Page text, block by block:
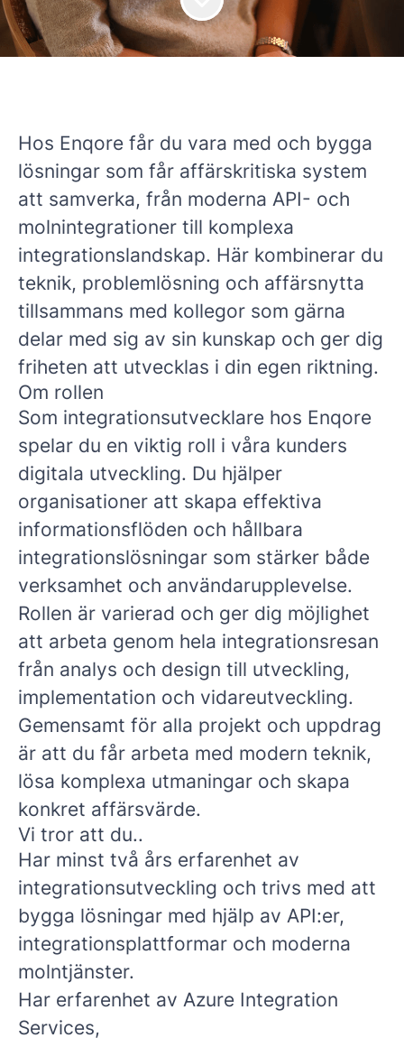
Hos Enqore får du vara med och bygga
lösningar som får affärskritiska system
att samverka, från moderna API- och
molnintegrationer till komplexa
integrationslandskap. Här kombinerar du
teknik, problemlösning och affärsnytta
tillsammans med kollegor som gärna
delar med sig av sin kunskap och ger dig
friheten att utvecklas i din egen riktning.
Om rollen
Som integrationsutvecklare hos Enqore
spelar du en viktig roll i våra kunders
digitala utveckling. Du hjälper
organisationer att skapa effektiva
informationsflöden och hållbara
integrationslösningar som stärker både
verksamhet och användarupplevelse.
Rollen är varierad och ger dig möjlighet
att arbeta genom hela integrationsresan
från analys och design till utveckling,
implementation och vidareutveckling.
Gemensamt för alla projekt och uppdrag
är att du får arbeta med modern teknik,
lösa komplexa utmaningar och skapa
konkret affärsvärde.
Vi tror att du..
Har minst två års erfarenhet av
integrationsutveckling och trivs med att
bygga lösningar med hjälp av API:er,
integrationsplattformar och moderna
molntjänster.
Har erfarenhet av Azure Integration
Services,